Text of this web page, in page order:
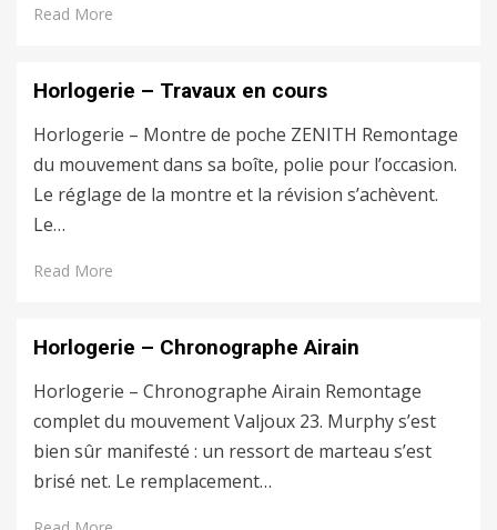
Read More
Horlogerie – Travaux en cours
Horlogerie – Montre de poche ZENITH Remontage
du mouvement dans sa boîte, polie pour l’occasion.
Le réglage de la montre et la révision s’achèvent.
Le…
Read More
Horlogerie – Chronographe Airain
Horlogerie – Chronographe Airain Remontage
complet du mouvement Valjoux 23. Murphy s’est
bien sûr manifesté : un ressort de marteau s’est
brisé net. Le remplacement…